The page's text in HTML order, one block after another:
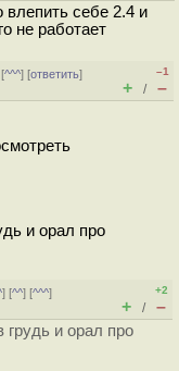
себе 2.4 и
не работает
^^^] [ответить]
–1
+ / –
и орал про
] [^^] [^^^]
+2
+ / –
грудь и орал про